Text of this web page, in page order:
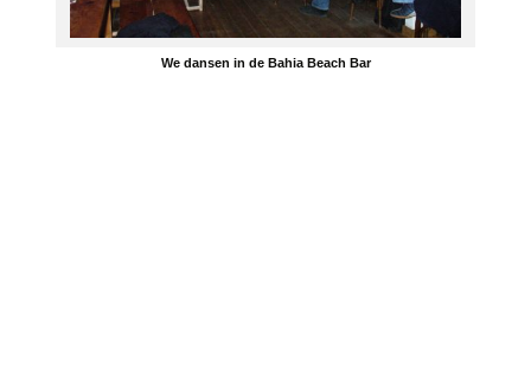
We dansen in de Bahia Beach Bar